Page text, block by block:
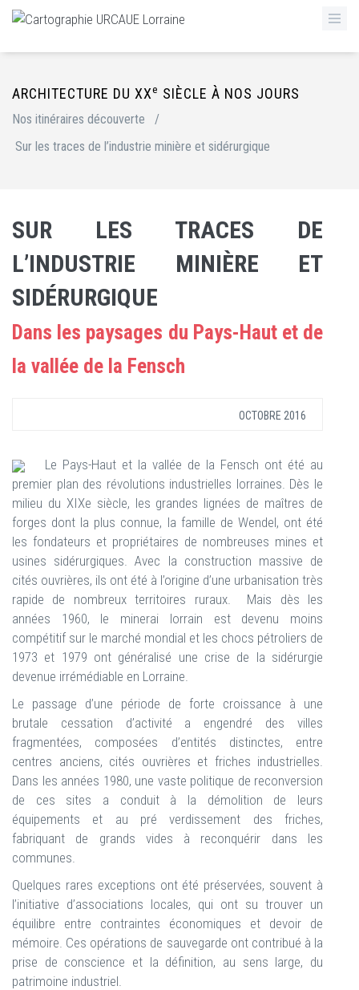
ARCHITECTURE DU XXe SIÈCLE À NOS JOURS
Nos itinéraires découverte
/
Sur les traces de l’industrie minière et sidérurgique
SUR LES TRACES DE
L’INDUSTRIE MINIÈRE ET
SIDÉRURGIQUE
Dans les paysages du Pays-Haut et de
la vallée de la Fensch
OCTOBRE 2016
Le Pays-Haut et la vallée de la Fensch ont été au
premier plan des révolutions industrielles lorraines. Dès le
milieu du XIXe siècle, les grandes lignées de maîtres de
forges dont la plus connue, la famille de Wendel, ont été
les fondateurs et propriétaires de nombreuses mines et
usines sidérurgiques. Avec la construction massive de
cités ouvrières, ils ont été à l’origine d’une urbanisation très
rapide de nombreux territoires ruraux. Mais dès les
années 1960, le minerai lorrain est devenu moins
compétitif sur le marché mondial et les chocs pétroliers de
1973 et 1979 ont généralisé une crise de la sidérurgie
devenue irrémédiable en Lorraine.
Le passage d’une période de forte croissance à une
brutale cessation d’activité a engendré des villes
fragmentées, composées d’entités distinctes, entre
centres anciens, cités ouvrières et friches industrielles.
Dans les années 1980, une vaste politique de reconversion
de ces sites a conduit à la démolition de leurs
équipements et au pré verdissement des friches,
fabriquant de grands vides à reconquérir dans les
communes.
Quelques rares exceptions ont été préservées, souvent à
l’initiative d’associations locales, qui ont su trouver un
équilibre entre contraintes économiques et devoir de
mémoire. Ces opérations de sauvegarde ont contribué à la
prise de conscience et la définition, au sens large, du
patrimoine industriel.